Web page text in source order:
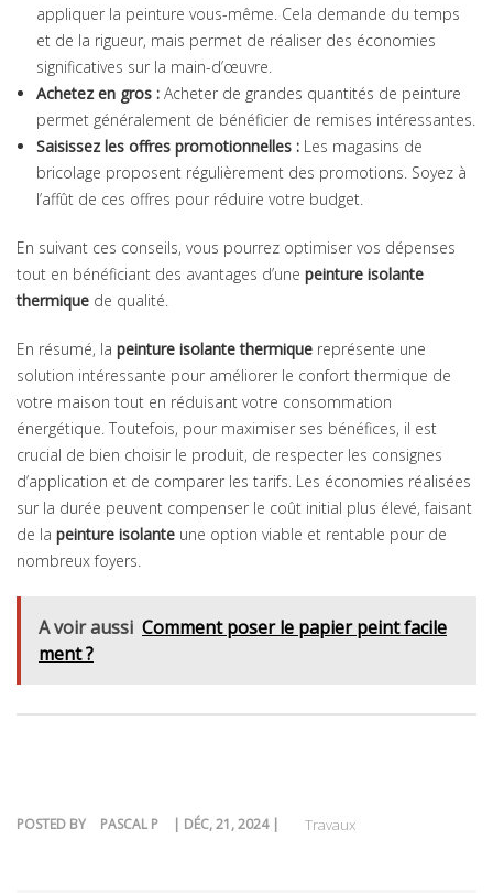
appliquer la peinture vous-même. Cela demande du temps
et de la rigueur, mais permet de réaliser des économies
significatives sur la main-d’œuvre.
Achetez en gros :Acheter de grandes quantités de peinture
permet généralement de bénéficier de remises intéressantes.
Saisissez les offres promotionnelles :Les magasins de
bricolage proposent régulièrement des promotions. Soyez à
l’affût de ces offres pour réduire votre budget.
En suivant ces conseils, vous pourrez optimiser vos dépenses
tout en bénéficiant des avantages d’une peinture isolante
thermique de qualité.
En résumé, la peinture isolante thermique représente une
solution intéressante pour améliorer le confort thermique de
votre maison tout en réduisant votre consommation
énergétique. Toutefois, pour maximiser ses bénéfices, il est
crucial de bien choisir le produit, de respecter les consignes
d’application et de comparer les tarifs. Les économies réalisées
sur la durée peuvent compenser le coût initial plus élevé, faisant
de la peinture isolante une option viable et rentable pour de
nombreux foyers.
A voir aussi Comment poser le papier peint facile
ment ?
POSTED BY PASCAL P | DÉC, 21, 2024 | Travaux